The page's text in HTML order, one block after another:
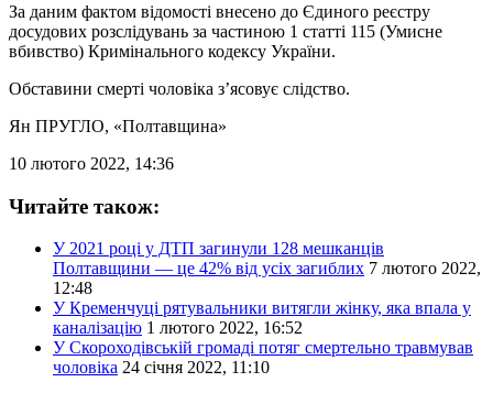
За даним фактом відомості внесено до Єдиного реєстру
досудових розслідувань за частиною 1 статті 115 (Умисне
вбивство) Кримінального кодексу України.
Обставини смерті чоловіка з’ясовує слідство.
Ян ПРУГЛО, «Полтавщина»
10 лютого 2022, 14:36
Читайте також:
У 2021 році у ДТП загинули 128 мешканців
Полтавщини — це 42% від усіх загиблих 7 лютого 2022,
12:48
У Кременчуці рятувальники витягли жінку, яка впала у
каналізацію 1 лютого 2022, 16:52
У Скороходівській громаді потяг смертельно травмував
чоловіка 24 січня 2022, 11:10